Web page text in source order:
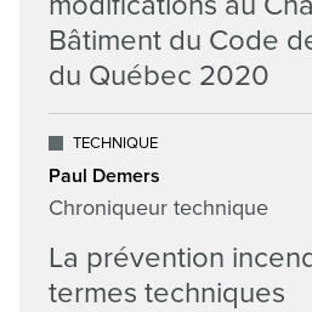
Bâtiment du Code
du Québec 2020
TECHNIQUE
Paul Demers
Chroniqueur technique
La prévention
termes techniques